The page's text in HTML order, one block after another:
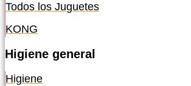
Todos los Juguetes
KONG
Higiene general
Higiene